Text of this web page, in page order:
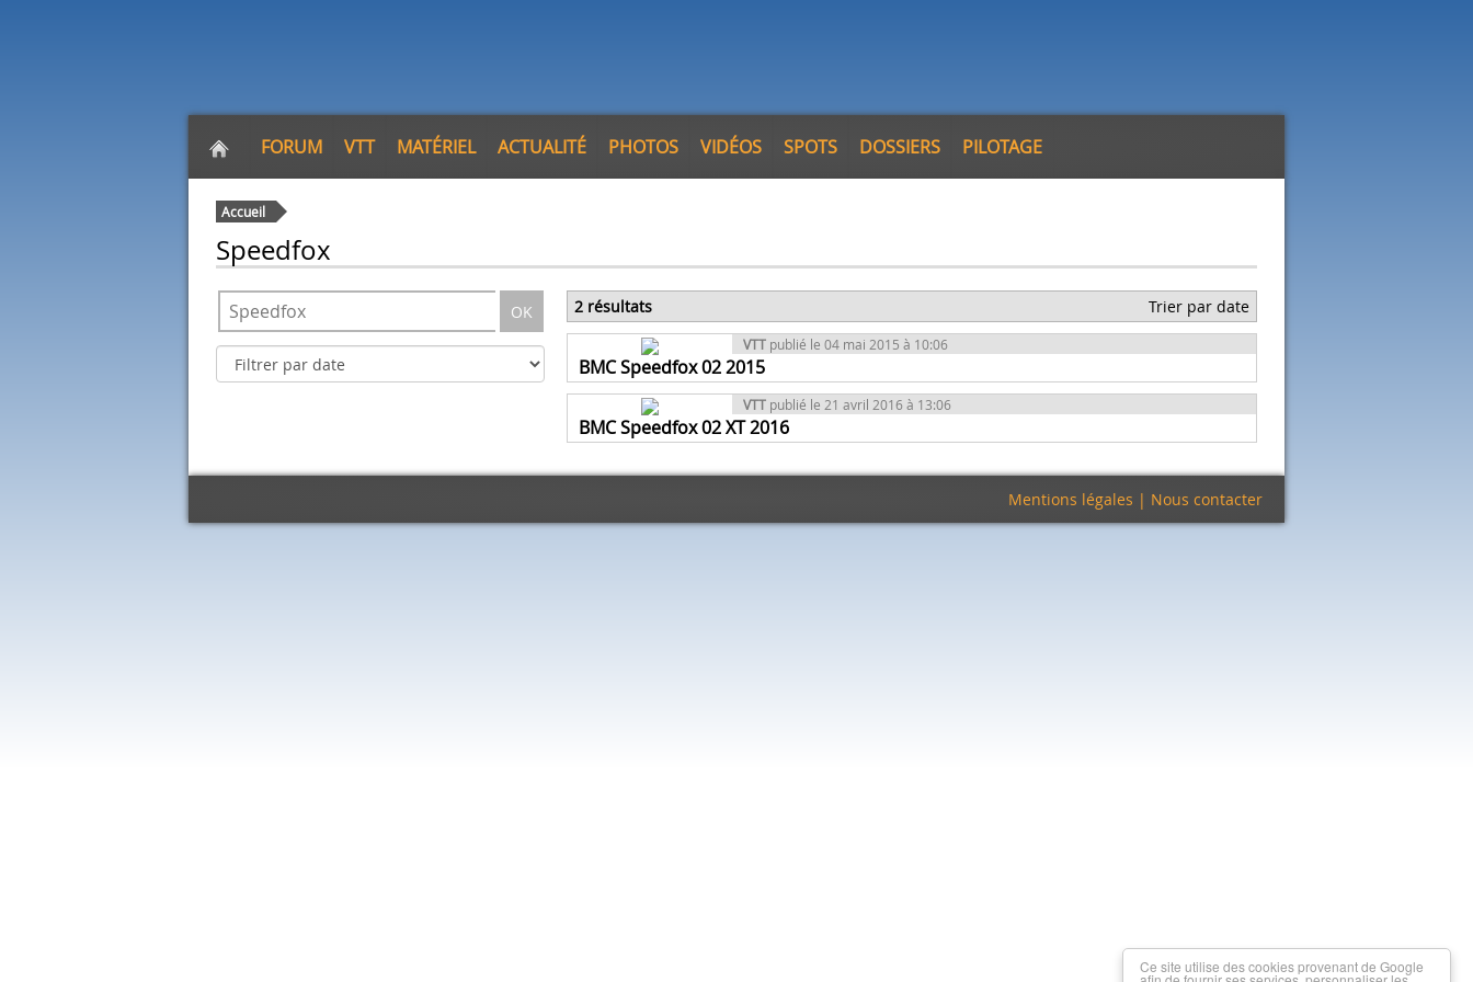
FORUM VTT MATÉRIEL ACTUALITÉ PHOTOS VIDÉOS SPOTS DOSSIERS PILOTAGE
Accueil
Speedfox
OK 2 résultats Trier par date
VTT publié le 04 mai 2015 à 10:06
BMC Speedfox 02 2015
VTT publié le 21 avril 2016 à 13:06
BMC Speedfox 02 XT 2016
Mentions légales | Nous contacter
Ce site utilise des cookies provenant de Google